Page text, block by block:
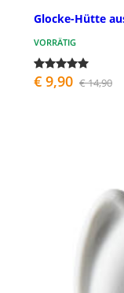
Glocke-Hütte
VORRÄTIG
€ 9,90 € 14,90